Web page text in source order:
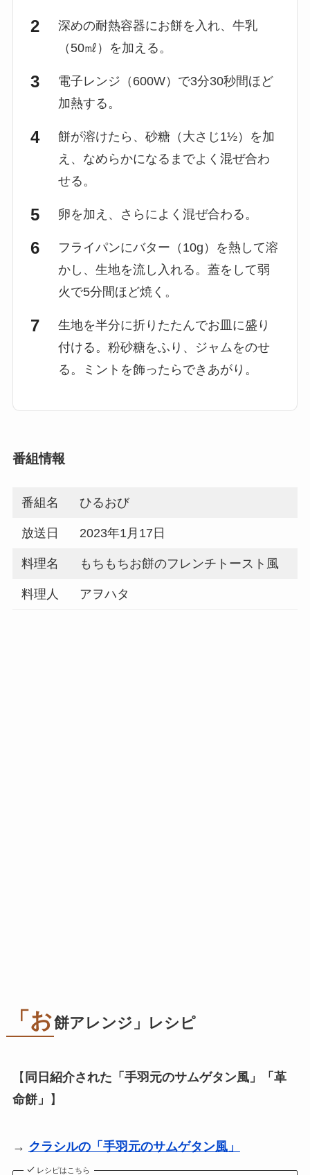
深めの耐熱容器にお餅を入れ、牛乳
（50㎖）を加える。
電子レンジ（600W）で3分30秒間ほど
加熱する。
餅が溶けたら、砂糖（大さじ1½）を加
え、なめらかになるまでよく混ぜ合わ
せる。
卵を加え、さらによく混ぜ合わる。
フライパンにバター（10g）を熱して溶
かし、生地を流し入れる。蓋をして弱
火で5分間ほど焼く。
生地を半分に折りたたんでお皿に盛り
付ける。粉砂糖をふり、ジャムをのせ
る。ミントを飾ったらできあがり。
番組情報
番組名 ひるおび
放送日 2023年1月17日
料理名 もちもちお餅のフレンチトースト風
料理人 アヲハタ
「お餅アレンジ」レシピ
【 同日紹介された「手羽元のサムゲタン風」「革
命餅」
】
→ クラシルの「手羽元のサムゲタン風」
レシピはこちら